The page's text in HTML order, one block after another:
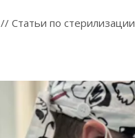
// Статьи по